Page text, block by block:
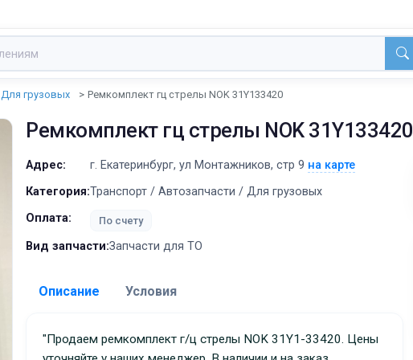
Для грузовых Ремкомплект гц стрелы NOK 31Y133420
Ремкомплект гц стрелы NOK 31Y133420
Адрес: г. Екатеринбург, ул Монтажников, стр 9 на карте
Категория:Транспорт / Автозапчасти / Для грузовых
Оплата:
По счету
Вид запчасти:Запчасти для ТО
Описание Условия
"Продаем ремкомплект г/ц стрелы NOK 31Y1-33420. Цены
Доставка: